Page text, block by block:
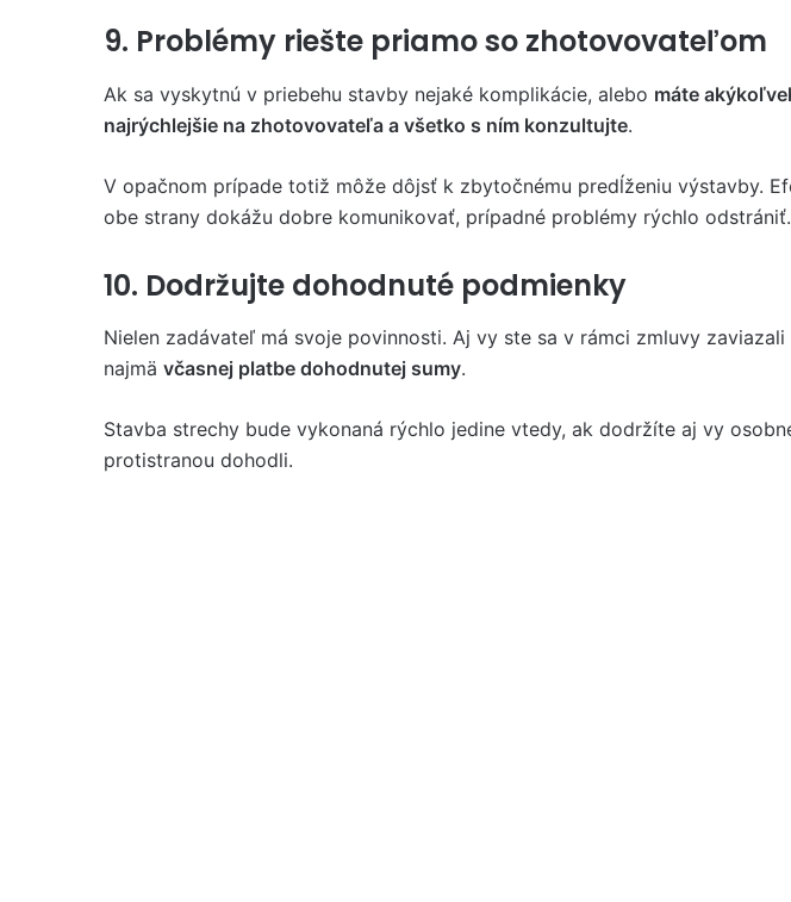
9. Problémy riešte priamo so zhotovovateľom
Ak sa vyskytnú v priebehu stavby nejaké komplikácie, alebo máte
najrýchlejšie na zhotovovateľa a všetko s ním konzultujte.
V opačnom prípade totiž môže dôjsť k zbytočnému predĺženiu výstavby.
obe strany dokážu dobre komunikovať, prípadné problémy rýchlo odstrániť.
10. Dodržujte dohodnuté podmienky
Nielen zadávateľ má svoje povinnosti. Aj vy ste sa v rámci zmluvy
najmä včasnej platbe dohodnutej sumy.
Stavba strechy bude vykonaná rýchlo jedine vtedy, ak dodržíte aj vy
protistranou dohodli.